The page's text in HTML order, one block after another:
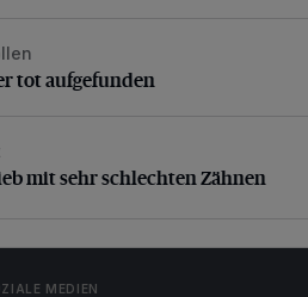
tot aufgefunden
tot aufgefunden
mit sehr schlechten Zähnen
mit sehr schlechten Zähnen
MEDIEN